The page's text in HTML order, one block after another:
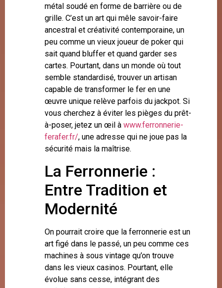
métal soudé en forme de barrière ou de
grille. C’est un art qui mêle savoir-faire
ancestral et créativité contemporaine, un
peu comme un vieux joueur de poker qui
sait quand bluffer et quand garder ses
cartes. Pourtant, dans un monde où tout
semble standardisé, trouver un artisan
capable de transformer le fer en une
œuvre unique relève parfois du jackpot. Si
vous cherchez à éviter les pièges du prêt-
à-poser, jetez un œil à www.ferronnerie-
ferafer.fr/, une adresse qui ne joue pas la
sécurité mais la maîtrise.
La Ferronnerie :
Entre Tradition et
Modernité
On pourrait croire que la ferronnerie est un
art figé dans le passé, un peu comme ces
machines à sous vintage qu’on trouve
dans les vieux casinos. Pourtant, elle
évolue sans cesse, intégrant des